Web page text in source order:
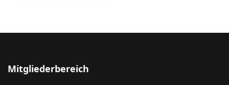
Mitgliederbereich